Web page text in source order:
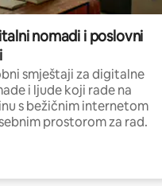
nomadi i poslovni
smještaji za digitalne
i ljude koji rade na
s bežičnim internetom
prostorom za rad.